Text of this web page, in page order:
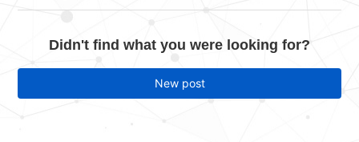
Didn't find what you were looking for?
New post